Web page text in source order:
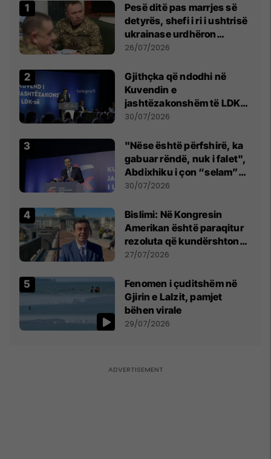
Pesë ditë pas marrjes së
detyrës, shefi i ri i ushtrisë
ukrainase urdhëron
kontroll të madh
26/07/2026
Gjithçka që ndodhi në
Kuvendin e
jashtëzakonshëm të LDK-
së
30/07/2026
"Nëse është përfshirë, ka
gabuar rëndë, nuk i falet",
Abdixhiku i çon “selam”
Përparim Ramës
30/07/2026
Bislimi: Në Kongresin
Amerikan është paraqitur
rezoluta që kundërshton
mbajtjen e Asamblesë
në Beograd
27/07/2026
Fenomen i çuditshëm në
Gjirin e Lalzit, pamjet
bëhen virale
29/07/2026